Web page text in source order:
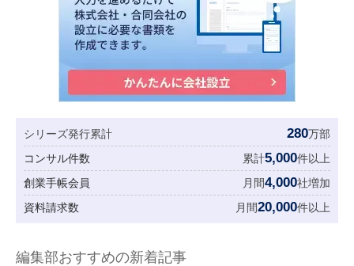
シリーズ発行累計 280万部
コンサル件数
累計5,000件以上
創業手帳会員
月間4,000社増加
資料請求数
月間20,000件以上
編集部おすすめの新着記事